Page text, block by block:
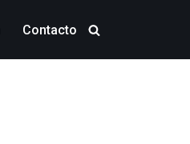
Contacto